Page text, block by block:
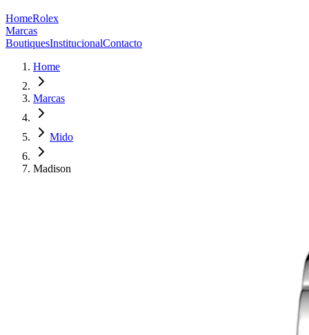
HomeRolex
Marcas
BoutiquesInstitucionalContacto
Home
Marcas
Mido
Madison